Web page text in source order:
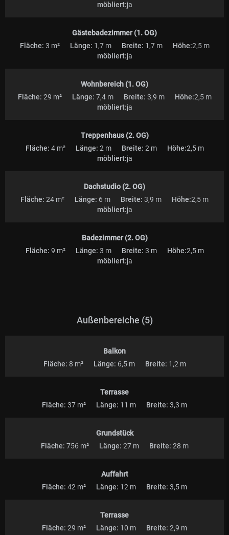
möbliert:ja
Gästebadezimmer (1. OG)
Fläche: 3 m² Länge: 1,7 m Breite: 1,7 m Höhe:2,5 m
möbliert:ja
Wohnbereich (1. OG)
Fläche: 29 m² Länge: 7,4 m Breite: 3,9 m Höhe:2,5 m
möbliert:ja
Treppenhaus (2. OG)
Fläche: 4 m² Länge: 2 m Breite: 2 m Höhe:2,5 m
möbliert:ja
Dachstudio (2. OG)
Fläche: 24 m² Länge: 6 m Breite: 3,9 m Höhe:2,5 m
möbliert:ja
Badezimmer (2. OG)
Fläche: 9 m² Länge: 3 m Breite: 3 m Höhe:2,5 m
möbliert:ja
Außenbereiche (5)
Balkon
Fläche: 8 m² Länge: 6,5 m Breite: 1,2 m
Terrasse
Fläche: 37 m² Länge: 11 m Breite: 3,3 m
Grundstück
Fläche: 756 m² Länge: 27 m Breite: 28 m
Auffahrt
Fläche: 42 m² Länge: 12 m Breite: 3,5 m
Terrasse
Fläche: 29 m² Länge: 10 m Breite: 2,9 m